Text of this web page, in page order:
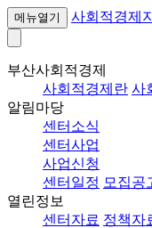
메뉴열기 사회적경제
부산사회적경제
사회적경제란 사
알림마당
센터소식
센터사업
사업신청
센터일정 모집공
열린정보
센터자료 정책자